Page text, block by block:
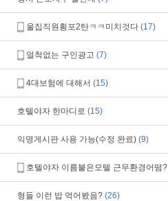
울집직원횡포2탄ㅋㅋ미치것다 (17)
얼척없는 구인광고 (7)
4대보험에 대해서 (15)
호텔야자 한마디로 (15)
익명게시판 사용 가능(수정 완료) (9)
호텔야자 이름붙은모텔 근무환경어떰?
형들 이런 밥 먹어봤음? (26)